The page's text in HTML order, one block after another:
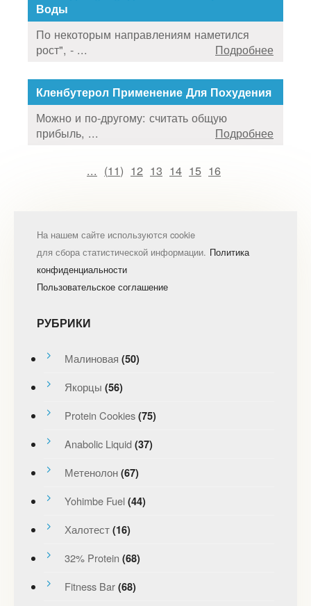
Воды
По некоторым направлениям наметился
рост", - ...
Подробнее
Кленбутерол Применение Для Похудения
Можно и по-другому: считать общую
прибыль, ...
Подробнее
... (11) 12 13 14 15 16
На нашем сайте используются cookie
для сбора статистической информации. Политика
конфиденциальности
Пользовательское соглашение
РУБРИКИ
Малиновая (50)
Якорцы (56)
Protein Cookies (75)
Anabolic Liquid (37)
Метенолон (67)
Yohimbe Fuel (44)
Халотест (16)
32% Protein (68)
Fitness Bar (68)